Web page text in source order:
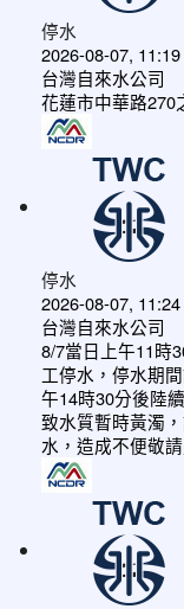
停水
2026-08-07, 11:19
台灣自來水公司
花蓮市中華路270
停水
2026-08-07, 11:24
台灣自來水公司
8/7當日上午11時
工停水，停水期
午14時30分後陸
致水質暫時黃濁
水，造成不便敬請